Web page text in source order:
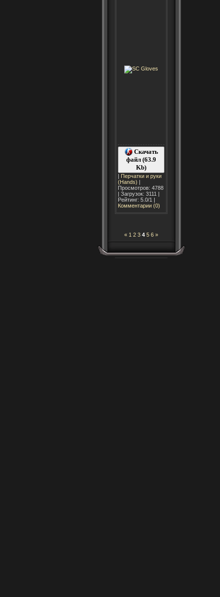
Скачать
файл (63.9
Kb)
| Перчатки и руки
(Hands) |
Просмотров: 4788
| Загрузок: 3111 |
Рейтинг: 5.0/1 |
Комментарии (0)
« 1 2 3 4 5 6 »